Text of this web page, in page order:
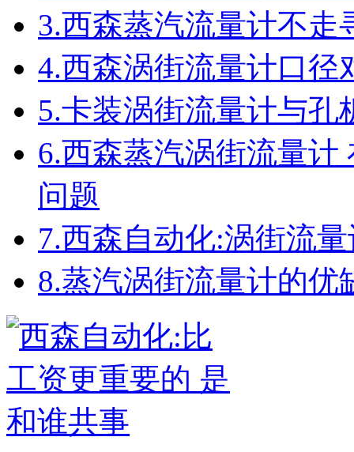
3.西森蒸汽流量计不走
4.西森涡街流量计口径
5.卡装涡街流量计与孔
6.西森蒸汽涡街流量计
问题
7.西森自动化:涡街流
8.蒸汽涡街流量计的优